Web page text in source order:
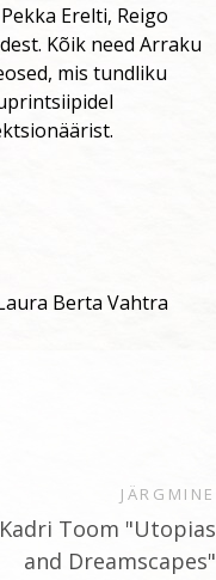
Erelti, Reigo
Kõik need Arraku
mis tundliku
Berta Vahtra
JÄRGMINE
Toom "Utopias
and Dreamscapes"